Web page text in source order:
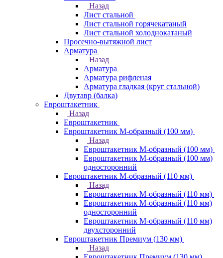
Назад
Лист стальной
Лист стальной горячекатаный
Лист стальной холоднокатаный
Просечно-вытяжной лист
Арматура
Назад
Арматура
Арматура рифленая
Арматура гладкая (круг стальной)
Двутавр (балка)
Евроштакетник
Назад
Евроштакетник
Евроштакетник М-образный (100 мм)
Назад
Евроштакетник М-образный (100 мм)
Евроштакетник М-образный (100 мм)
односторонний
Евроштакетник М-образный (110 мм)
Назад
Евроштакетник М-образный (110 мм)
Евроштакетник М-образный (110 мм)
односторонний
Евроштакетник М-образный (110 мм)
двухсторонний
Евроштакетник Премиум (130 мм)
Назад